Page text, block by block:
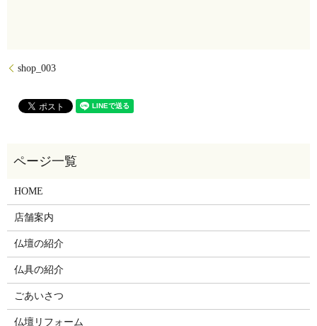
shop_003
HOME
店舗案内
仏壇の紹介
仏具の紹介
ごあいさつ
仏壇リフォーム